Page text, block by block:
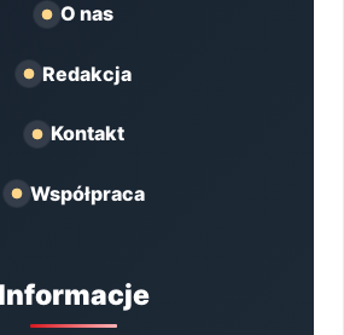
O nas
Redakcja
Kontakt
Współpraca
Informacje